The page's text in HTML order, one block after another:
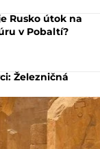
Rusko útok na
v Pobaltí?
Železničná